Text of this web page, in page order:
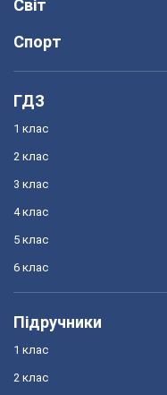
Світ
Спорт
ГДЗ
1 клас
2 клас
3 клас
4 клас
5 клас
6 клас
Підручники
1 клас
2 клас